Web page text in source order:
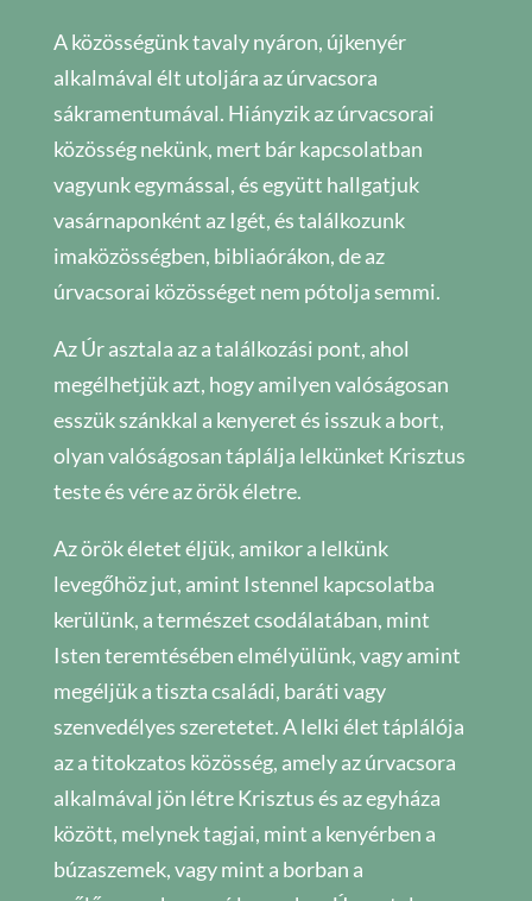
A közösségünk tavaly nyáron, újkenyér
alkalmával élt utoljára az úrvacsora
sákramentumával. Hiányzik az úrvacsorai
közösség nekünk, mert bár kapcsolatban
vagyunk egymással, és együtt hallgatjuk
vasárnaponként az Igét, és találkozunk
imaközösségben, bibliaórákon, de az
úrvacsorai közösséget nem pótolja semmi.
Az Úr asztala az a találkozási pont, ahol
megélhetjük azt, hogy amilyen valóságosan
esszük szánkkal a kenyeret és isszuk a bort,
olyan valóságosan táplálja lelkünket Krisztus
teste és vére az örök életre.
Az örök életet éljük, amikor a lelkünk
levegőhöz jut, amint Istennel kapcsolatba
kerülünk, a természet csodálatában, mint
Isten teremtésében elmélyülünk, vagy amint
megéljük a tiszta családi, baráti vagy
szenvedélyes szeretetet. A lelki élet táplálója
az a titokzatos közösség, amely az úrvacsora
alkalmával jön létre Krisztus és az egyháza
között, melynek tagjai, mint a kenyérben a
búzaszemek, vagy mint a borban a